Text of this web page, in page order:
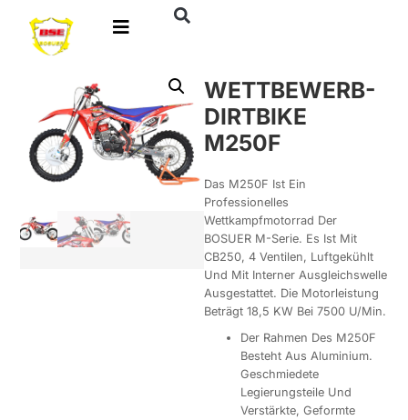
WETTBEWERB-
DIRTBIKE
M250F
Das M250F Ist Ein
Professionelles
Wettkampfmotorrad Der
BOSUER M-Serie. Es Ist Mit
CB250, 4 Ventilen, Luftgekühlt
Und Mit Interner Ausgleichswelle
Ausgestattet. Die Motorleistung
Beträgt 18,5 KW Bei 7500 U/min.
Der Rahmen Des M250F
Besteht Aus Aluminium.
Geschmiedete
Legierungsteile Und
Verstärkte, Geformte